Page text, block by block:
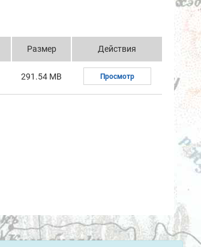
Размер Действия
291.54 MB Просмотр